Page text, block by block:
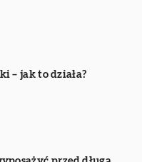
– jak to działa?